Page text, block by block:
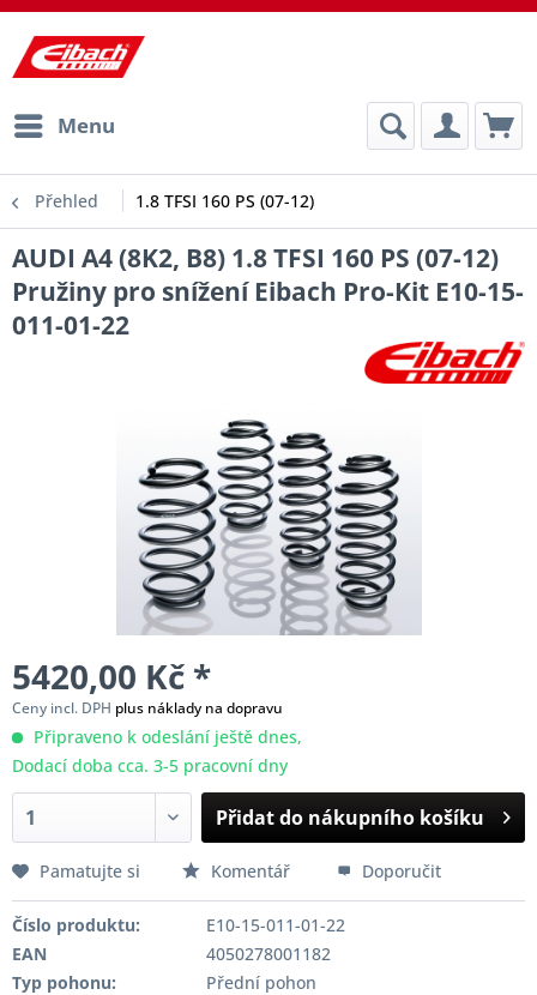
Menu
Přehled 1.8 TFSI 160 PS (07-12)
AUDI A4 (8K2, B8) 1.8 TFSI 160 PS (07-12)
Pružiny pro snížení Eibach Pro-Kit E10-15-
011-01-22
5420,00 Kč *
Ceny incl. DPH plus náklady na dopravu
Připraveno k odeslání ještě dnes,
Dodací doba cca. 3-5 pracovní dny
Přidat do nákupního košíku
Pamatujte si Komentář Doporučit
Číslo produktu:
E10-15-011-01-22
EAN
4050278001182
Typ pohonu:
Přední pohon